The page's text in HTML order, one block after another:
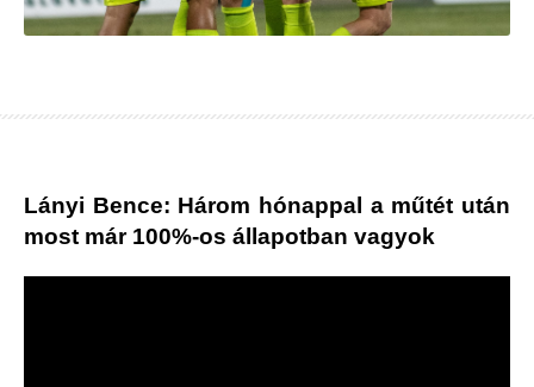
Lányi Bence: Három hónappal a műtét után
most már 100%-os állapotban vagyok